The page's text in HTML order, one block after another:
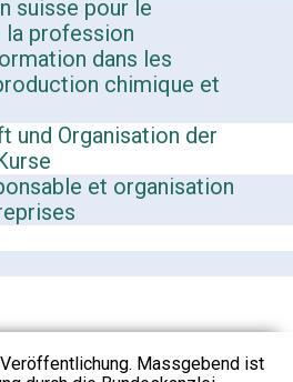
suisse pour le
la profession
dans les
chimique et
und Organisation der
et organisation
Massgebend ist